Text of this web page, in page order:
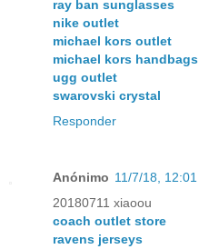
ray ban sunglasses
nike outlet
michael kors outlet
michael kors handbags
ugg outlet
swarovski crystal
Responder
Anónimo 11/7/18, 12:01
20180711 xiaoou
coach outlet store
ravens jerseys